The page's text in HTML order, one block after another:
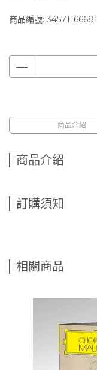
商品編號: 34571166681
商品介紹
商品介紹
訂購須知
相關商品